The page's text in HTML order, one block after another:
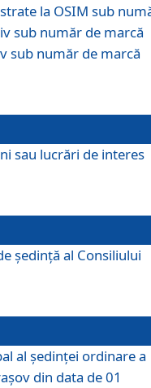
la OSIM sub
sub număr de marcă
sub număr de marcă
sau lucrări de interes
şedinţă al Consiliului
al şedinţei ordinare a
din data de 01